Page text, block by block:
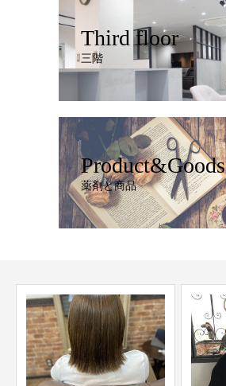
Third floor
三階
Product&Goods
薬剤と商品